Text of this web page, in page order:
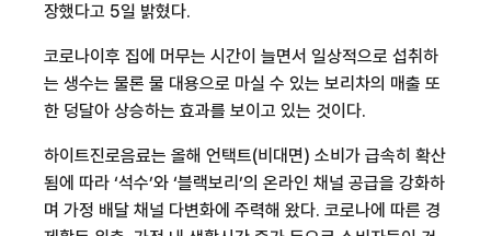
장했다고 5일 밝혔다.
코로나이후 집에 머무는 시간이 늘면서 일상적으로 섭취하
는 생수는 물론 물 대용으로 마실 수 있는 보리차의 매출 또
한 덩달아 상승하는 효과를 보이고 있는 것이다.
하이트진로음료는 올해 언택트(비대면) 소비가 급속히 확산
됨에 따라 ‘석수’와 ‘블랙보리’의 온라인 채널 공급을 강화하
며 가정 배달 채널 다변화에 주력해 왔다. 코로나에 따른 경